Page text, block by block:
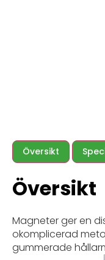
Översikt
Översikt
Magneter ger en
okomplicerad
gummerade